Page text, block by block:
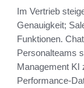
Im Vertrieb
Genauigkeit;
Funktionen.
Personalteams
Management KI
Performance-